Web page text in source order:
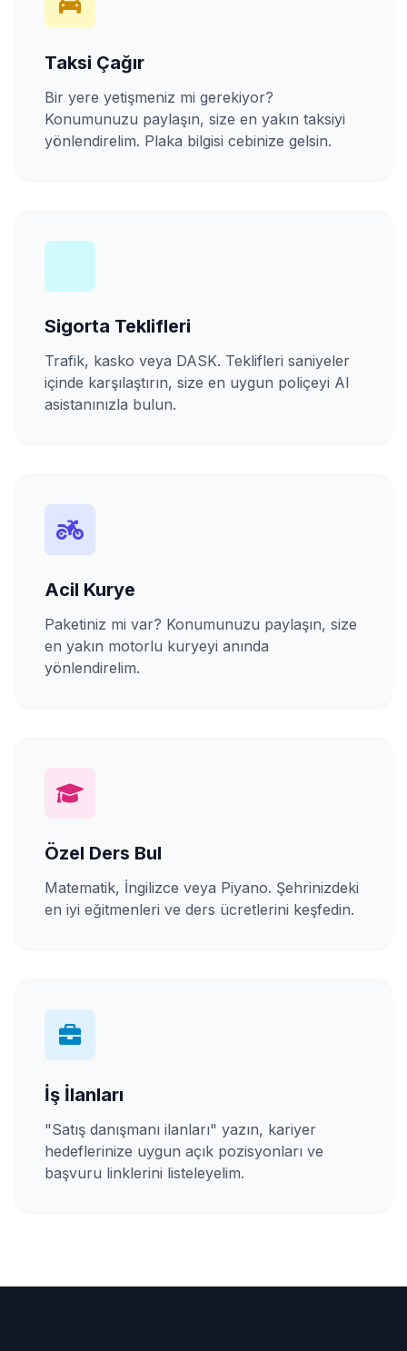
Taksi Çağır
Bir yere yetişmeniz mi gerekiyor?
Konumunuzu paylaşın, size en yakın taksiyi
yönlendirelim. Plaka bilgisi cebinize gelsin.
Sigorta Teklifleri
Trafik, kasko veya DASK. Teklifleri saniyeler
içinde karşılaştırın, size en uygun poliçeyi AI
asistanınızla bulun.
Acil Kurye
Paketiniz mi var? Konumunuzu paylaşın, size
en yakın motorlu kuryeyi anında
yönlendirelim.
Özel Ders Bul
Matematik, İngilizce veya Piyano. Şehrinizdeki
en iyi eğitmenleri ve ders ücretlerini keşfedin.
İş İlanları
"Satış danışmanı ilanları" yazın, kariyer
hedeflerinize uygun açık pozisyonları ve
başvuru linklerini listeleyelim.